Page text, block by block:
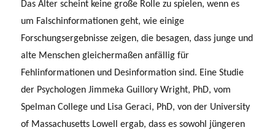
Das Alter scheint keine große Rolle zu spielen, wenn es
um Falschinformationen geht, wie einige
Forschungsergebnisse zeigen, die besagen, dass junge und
alte Menschen gleichermaßen anfällig für
Fehlinformationen und Desinformation sind. Eine Studie
der Psychologen Jimmeka Guillory Wright, PhD, vom
Spelman College und Lisa Geraci, PhD, von der University
of Massachusetts Lowell ergab, dass es sowohl jüngeren